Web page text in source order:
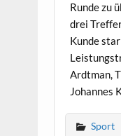
Runde zu
drei
Kunde
Ardtman,
Johannes
Sport